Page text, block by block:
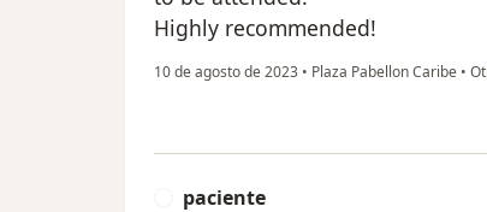
Highly recommended!
10 de agosto de 2023 • Plaza Pabellon Caribe •
paciente